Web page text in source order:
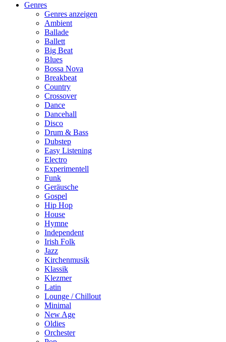
Genres
Genres anzeigen
Ambient
Ballade
Ballett
Big Beat
Blues
Bossa Nova
Breakbeat
Country
Crossover
Dance
Dancehall
Disco
Drum & Bass
Dubstep
Easy Listening
Electro
Experimentell
Funk
Geräusche
Gospel
Hip Hop
House
Hymne
Independent
Irish Folk
Jazz
Kirchenmusik
Klassik
Klezmer
Latin
Lounge / Chillout
Minimal
New Age
Oldies
Orchester